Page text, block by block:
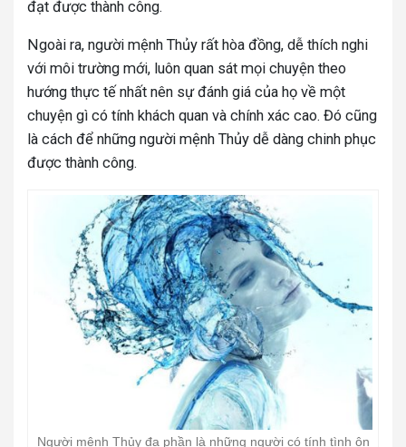
đạt được thành công.
Ngoài ra, người mệnh Thủy rất hòa đồng, dễ thích nghi
với môi trường mới, luôn quan sát mọi chuyện theo
hướng thực tế nhất nên sự đánh giá của họ về một
chuyện gì có tính khách quan và chính xác cao. Đó cũng
là cách để những người mệnh Thủy dễ dàng chinh phục
được thành công.
Người mệnh Thủy đa phần là những người có tính tình ôn